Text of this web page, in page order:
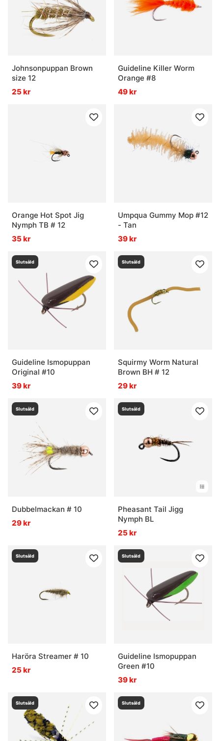
Johnsonpuppan Brown
size 12
25 kr
Guideline Killer Worm
Orange #8
49 kr
Orange Hot Spot Jig
Nymph TB # 12
35 kr
Umpqua Gummy Mop #12
- Tan
39 kr
Slutsåld
Guideline Ismopuppan
Original #10
39 kr
Slutsåld
Squirmy Worm Natural
Brown BH # 12
29 kr
Slutsåld
Dubbelmackan # 10
29 kr
Slutsåld
Pheasant Tail Jigg
Nymph BL
25 kr
Slutsåld
Haröra Streamer # 10
25 kr
Slutsåld
Guideline Ismopuppan
Green #10
39 kr
Slutsåld Slutsåld